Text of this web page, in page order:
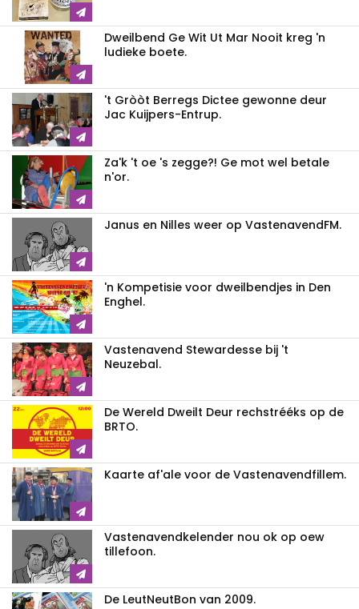
Dweilbend Ge Wit Ut Mar Nooit kreg 'n
ludieke boete.
't Gròòt Berregs Dictee gewonne deur
Jac Kuijpers-Entrup.
Za'k 't oe 's zegge?! Ge mot wel betale
n'or.
Janus en Nilles weer op VastenavendFM.
'n Kompetisie voor dweilbendjes in Den
Enghel.
Vastenavend Stewardesse bij 't
Neuzebal.
De Wereld Dweilt Deur rechstrééks op de
BRTO.
Kaarte af'ale voor de Vastenavendfillem.
Vastenavendkelender nou ok op oew
tillefoon.
De LeutNeutBon van 2009.